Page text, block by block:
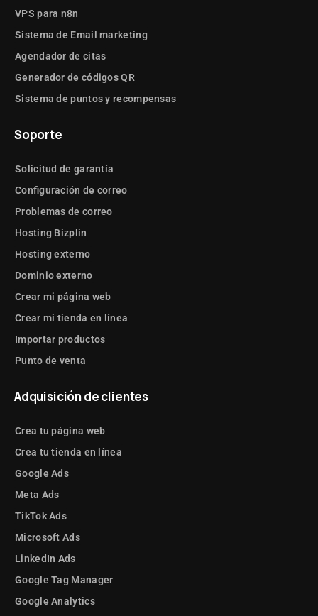
VPS para n8n
Sistema de Email marketing
Agendador de citas
Generador de códigos QR
Sistema de puntos y recompensas
Soporte
Solicitud de garantía
Configuración de correo
Problemas de correo
Hosting Bizplin
Hosting externo
Dominio externo
Crear mi página web
Crear mi tienda en línea
Importar productos
Punto de venta
Adquisición de clientes
Crea tu página web
Crea tu tienda en línea
Google Ads
Meta Ads
TikTok Ads
Microsoft Ads
LinkedIn Ads
Google Tag Manager
Google Analytics